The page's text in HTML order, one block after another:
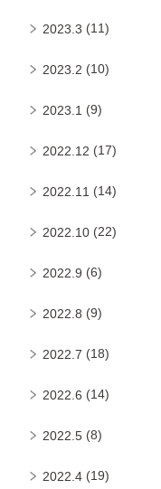
2023.3 (11)
2023.2 (10)
2023.1 (9)
2022.12 (17)
2022.11 (14)
2022.10 (22)
2022.9 (6)
2022.8 (9)
2022.7 (18)
2022.6 (14)
2022.5 (8)
2022.4 (19)